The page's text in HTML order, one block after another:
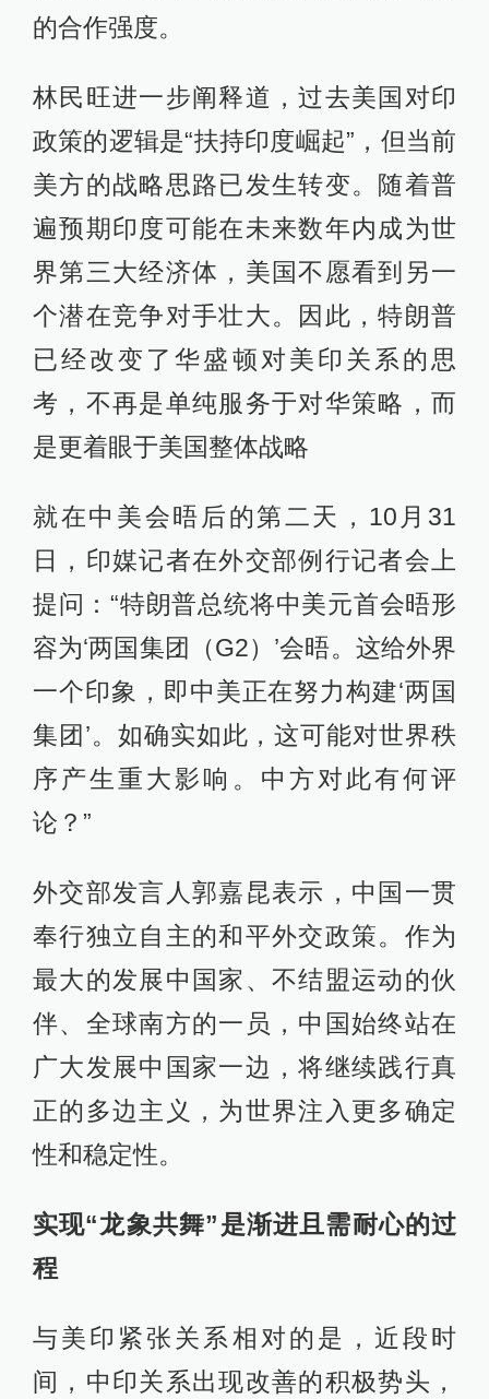
的合作强度。
林民旺进一步阐释道，过去美国对印
政策的逻辑是“扶持印度崛起”，但当前
美方的战略思路已发生转变。随着普
遍预期印度可能在未来数年内成为世
界第三大经济体，美国不愿看到另一
个潜在竞争对手壮大。因此，特朗普
已经改变了华盛顿对美印关系的思
考，不再是单纯服务于对华策略，而
是更着眼于美国整体战略
就在中美会晤后的第二天，10月31
日，印媒记者在外交部例行记者会上
提问：“特朗普总统将中美元首会晤形
容为‘两国集团（G2）’会晤。这给外界
一个印象，即中美正在努力构建‘两国
集团’。如确实如此，这可能对世界秩
序产生重大影响。中方对此有何评
论？”
外交部发言人郭嘉昆表示，中国一贯
奉行独立自主的和平外交政策。作为
最大的发展中国家、不结盟运动的伙
伴、全球南方的一员，中国始终站在
广大发展中国家一边，将继续践行真
正的多边主义，为世界注入更多确定
性和稳定性。
实现“龙象共舞”是渐进且需耐心的过
程
与美印紧张关系相对的是，近段时
间，中印关系出现改善的积极势头，